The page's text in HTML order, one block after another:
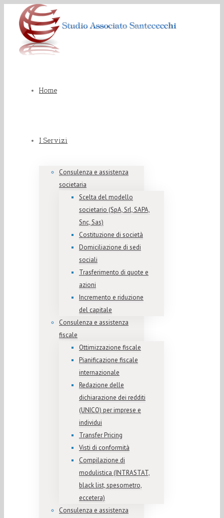
Home
I Servizi
Consulenza e assistenza
societaria
Scelta del modello
societario (SpA, Srl, SAPA,
Snc, Sas)
Costituzione di società
Domiciliazione di sedi
sociali
Trasferimento di quote e
azioni
Incremento e riduzione
del capitale
Consulenza e assistenza
fiscale
Ottimizzazione fiscale
Pianificazione fiscale
internazionale
Redazione delle
dichiarazione dei redditi
(UNICO) per imprese e
individui
Transfer Pricing
Visti di conformità
Compilazione di
modulistica (INTRASTAT,
black list, spesometro,
eccetera)
Consulenza e assistenza